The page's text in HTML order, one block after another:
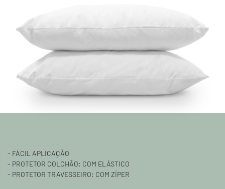
- FÁCIL APLICAÇÃO
- PROTETOR COLCHÃO: COM ELÁSTICO
- PROTETOR TRAVESSEIRO: COM ZÍPER